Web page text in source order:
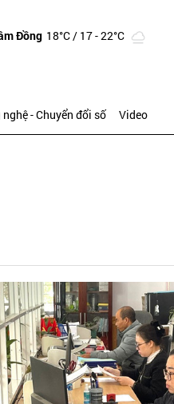
Đồng 18°C/ 17 - 22°C
nghệ - Chuyển đổi số Video